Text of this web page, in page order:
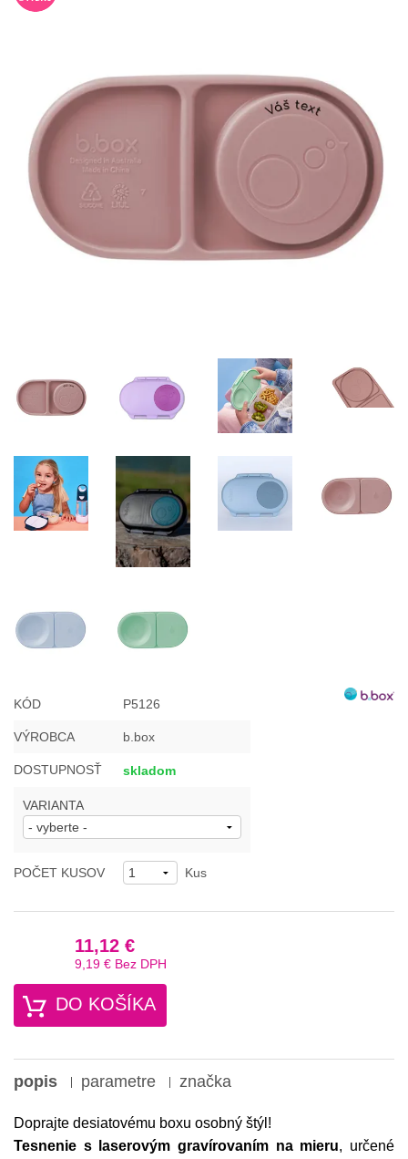
Skladovanie potravín
Výbava na príkrmy
Detské nože a krájače
KÓD P5126
VÝROBCA b.box
DOSTUPNOSŤ skladom
VARIANTA
POČET KUSOV Kus
11,12 €
9,19 € Bez DPH
DO KOŠÍKA
popis parametre značka
Doprajte desiatovému boxu osobný štýl!
Tesnenie s laserovým gravírovaním na mieru, určené